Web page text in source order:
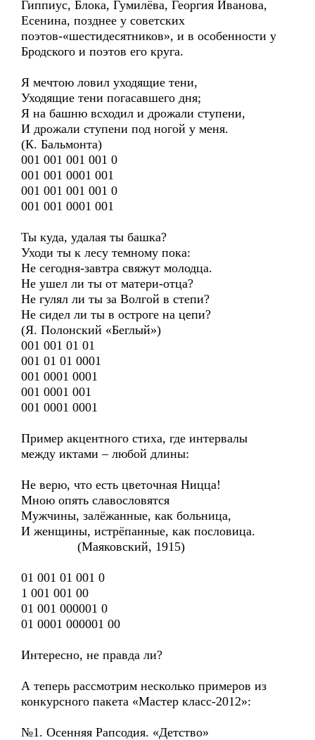
Гиппиус, Блока, Гумилёва, Георгия Иванова,
Есенина, позднее у советских
поэтов-«шестидесятников», и в особенности у
Бродского и поэтов его круга.
Я мечтою ловил уходящие тени,
Уходящие тени погасавшего дня;
Я на башню всходил и дрожали ступени,
И дрожали ступени под ногой у меня.
(К. Бальмонта)
001 001 001 001 0
001 001 0001 001
001 001 001 001 0
001 001 0001 001
Ты куда, удалая ты башка?
Уходи ты к лесу темному пока:
Не сегодня-завтра свяжут молодца.
Не ушел ли ты от матери-отца?
Не гулял ли ты за Волгой в степи?
Не сидел ли ты в остроге на цепи?
(Я. Полонский «Беглый»)
001 001 01 01
001 01 01 0001
001 0001 0001
001 0001 001
001 0001 0001
Пример акцентного стиха, где интервалы
между иктами – любой длины:
Не верю, что есть цветочная Ницца!
Мною опять славословятся
Мужчины, залёжанные, как больница,
И женщины, истрёпанные, как пословица.
(Маяковский, 1915)
01 001 01 001 0
1 001 001 00
01 001 000001 0
01 0001 000001 00
Интересно, не правда ли?
А теперь рассмотрим несколько примеров из
конкурсного пакета «Мастер класс-2012»:
№1. Осенняя Рапсодия. «Детство»